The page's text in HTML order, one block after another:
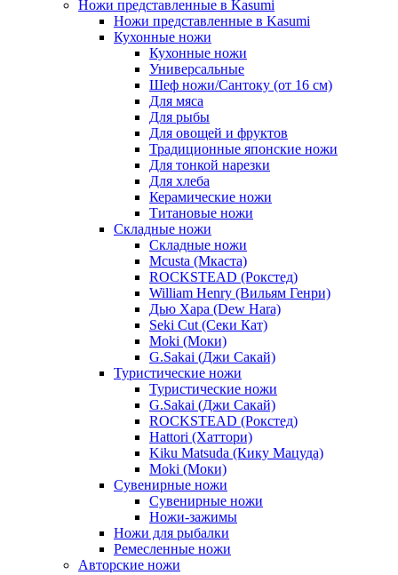
Ножи представленные в Kasumi
Ножи представленные в Kasumi
Кухонные ножи
Кухонные ножи
Универсальные
Шеф ножи/Сантоку (от 16 см)
Для мяса
Для рыбы
Для овощей и фруктов
Традиционные японские ножи
Для тонкой нарезки
Для хлеба
Керамические ножи
Титановые ножи
Складные ножи
Складные ножи
Mcusta (Мкаста)
ROCKSTEAD (Рокстед)
William Henry (Вильям Генри)
Дью Хара (Dew Hara)
Seki Cut (Секи Кат)
Moki (Моки)
G.Sakai (Джи Сакай)
Туристические ножи
Туристические ножи
G.Sakai (Джи Сакай)
ROCKSTEAD (Рокстед)
Hattori (Хаттори)
Kiku Matsuda (Кику Мацуда)
Moki (Моки)
Сувенирные ножи
Сувенирные ножи
Ножи-зажимы
Ножи для рыбалки
Ремесленные ножи
Авторские ножи